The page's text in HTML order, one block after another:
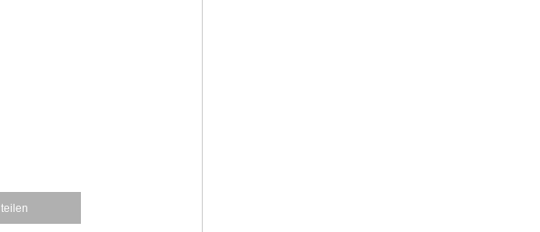
teilen